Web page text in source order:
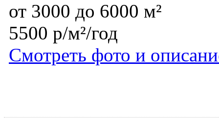
от 3000 до 6000 м²
5500 р/м²/год
Смотреть фото и